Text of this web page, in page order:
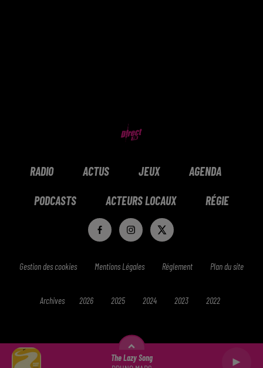
The Lazy Song
RADIO ACTUS JEUX AGENDA
PODCASTS ACTEURS LOCAUX RÉGIE
Gestion des cookies Mentions Légales Réglement Plan du site
Archives 2026 2025 2024 2023 2022